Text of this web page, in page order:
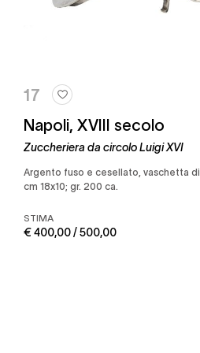
17
Napoli, XVIII secolo
Zuccheriera da circolo Luigi XVI
Argento fuso e cesellato, vaschetta
cm 18x10; gr. 200 ca.
STIMA
€ 400,00 / 500,00